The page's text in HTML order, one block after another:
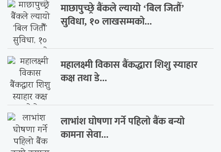
माछापुच्छ्रे बैंकले ल्यायो ‘बिल जितौँ’
सुविधा, १० लाखसम्मको...
महालक्ष्मी विकास बैंकद्धारा शिशु स्याहार
कक्ष तथा डे...
लाभांश घोषणा गर्ने पहिलो बैंक बन्यो
कामना सेवा...